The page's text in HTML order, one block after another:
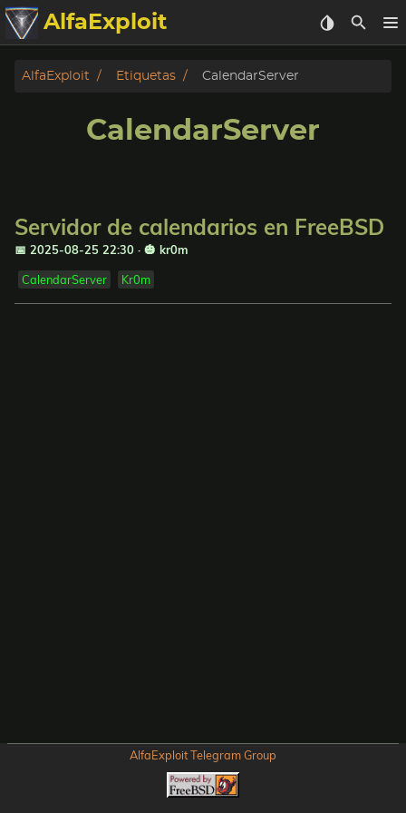
AlfaExploit
Categorias
Badguys
AlfaExploit Etiquetas CalendarServer
CalendarServer
Servidor de calendarios en FreeBSD
📅 2025-08-25 22:30 · 🎃 kr0m
CalendarServer Kr0m
AlfaExploit Telegram Group